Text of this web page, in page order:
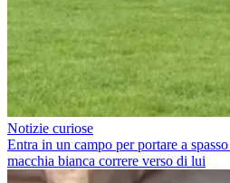
Notizie curiose
Entra in un campo per portare a
macchia bianca correre verso di lui